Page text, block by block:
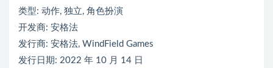
类型: 动作, 独立, 角色扮演
开发商: 安格法
发行商: 安格法, WindField Games
发行日期: 2022 年 10 月 14 日